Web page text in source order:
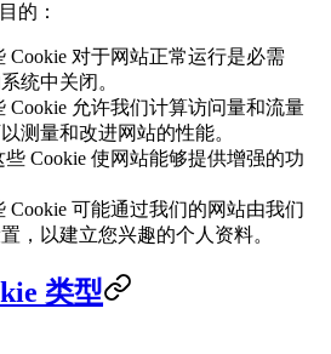
的：
Cookie 对于网站正常运行是必需
统中关闭。
Cookie 允许我们计算访问量和流量
测量和改进网站的性能。
些 Cookie 使网站能够提供增强的功
Cookie 可能通过我们的网站由我们
，以建立您兴趣的个人资料。
类型